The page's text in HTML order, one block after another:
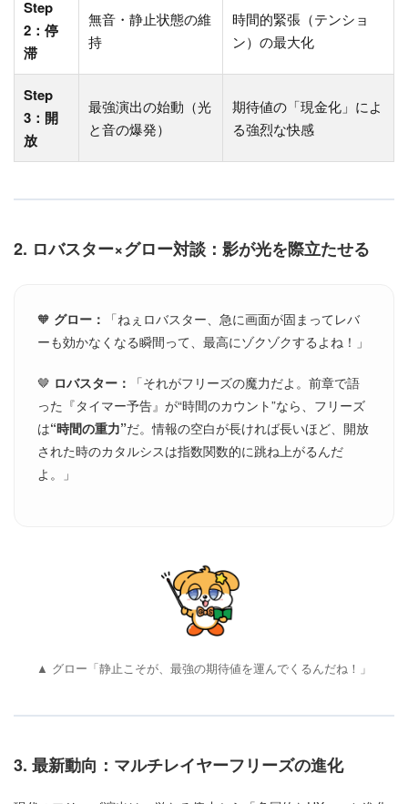
Step
2：停
滞
無音・静止状態の維
持
時間的緊張（テンショ
ン）の最大化
Step
3：開
放
最強演出の始動（光
と音の爆発）
期待値の「現金化」によ
る強烈な快感
2. ロバスター×グロー対談：影が光を際立たせる
🧡 グロー：
「ねぇロバスター、急に画面が固まってレバ
ーも効かなくなる瞬間って、最高にゾクゾクするよね！」
🤎 ロバスター：
「それがフリーズの魔力だよ。前章で語
った『タイマー予告』が“時間のカウント”なら、フリーズ
は“時間の重力”だ。情報の空白が長ければ長いほど、開放
された時のカタルシスは指数関数的に跳ね上がるんだ
よ。」
▲ グロー「静止こそが、最強の期待値を運んでくるんだね！」
3. 最新動向：マルチレイヤーフリーズの進化